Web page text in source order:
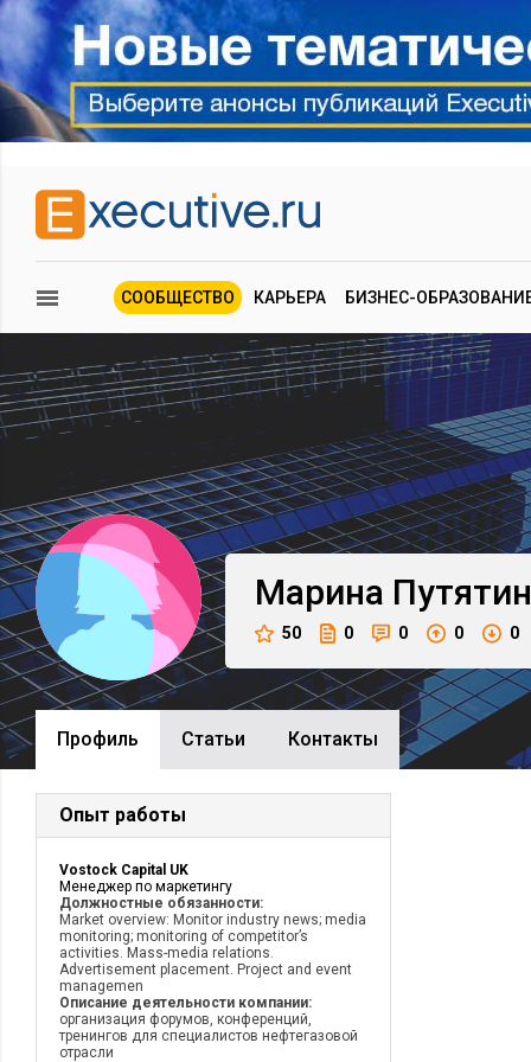
СООБЩЕСТВО КАРЬЕРА БИЗНЕС-
Марина
50 0 0 0 0
Профиль Cтатьи Контакты
Опыт работы
Vostock Capital UK
Менеджер по маркетингу
Должностные обязанности:
Market overview: Monitor industry news; media
monitoring; monitoring of competitor’s
activities. Mass-media relations.
Advertisement placement. Project and event
managemen
Описание деятельности компании:
организация форумов, конференций,
тренингов для специалистов нефтегазовой
отрасли